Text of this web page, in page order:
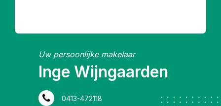
Uw persoonlijke makelaar
Inge Wijngaarden
0413-472118